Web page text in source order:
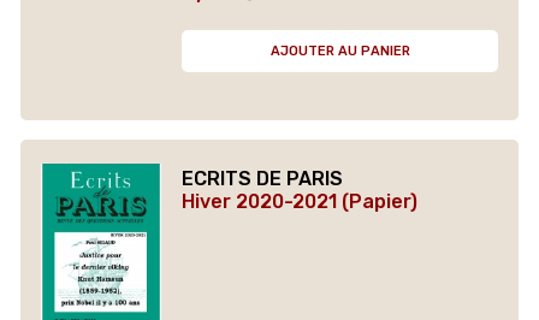
AJOUTER AU PANIER
ECRITS DE PARIS
Hiver 2020-2021 (Papier)